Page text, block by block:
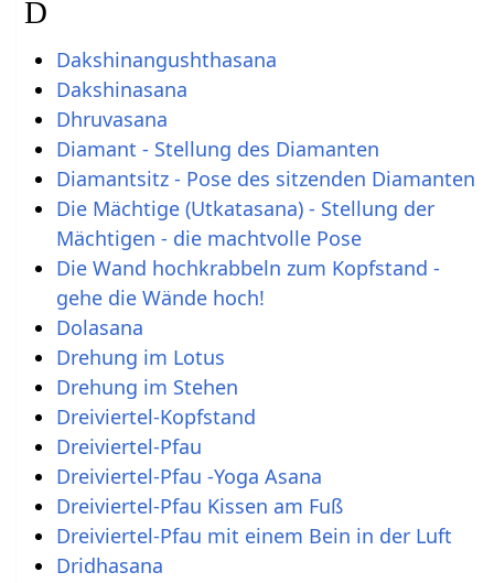
D
Dakshinangushthasana
Dakshinasana
Dhruvasana
Diamant - Stellung des Diamanten
Diamantsitz - Pose des sitzenden Diamanten
Die Mächtige (Utkatasana) - Stellung der
Mächtigen - die machtvolle Pose
Die Wand hochkrabbeln zum Kopfstand -
gehe die Wände hoch!
Dolasana
Drehung im Lotus
Drehung im Stehen
Dreiviertel-Kopfstand
Dreiviertel-Pfau
Dreiviertel-Pfau -Yoga Asana
Dreiviertel-Pfau Kissen am Fuß
Dreiviertel-Pfau mit einem Bein in der Luft
Dridhasana